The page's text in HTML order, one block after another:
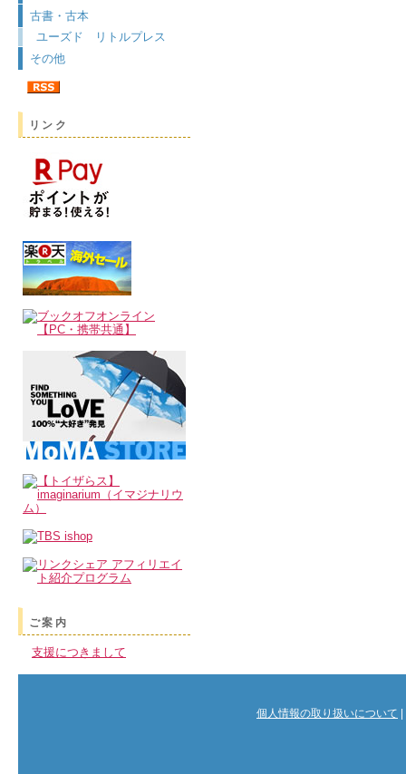
古書・古本
ユーズド リトルプレス
その他
リンク
ご案内
支援につきまして
個人情報の取り扱いについて